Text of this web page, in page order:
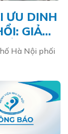
ƯU DINH
GIẢM
PHỤC
Hà Nội phối